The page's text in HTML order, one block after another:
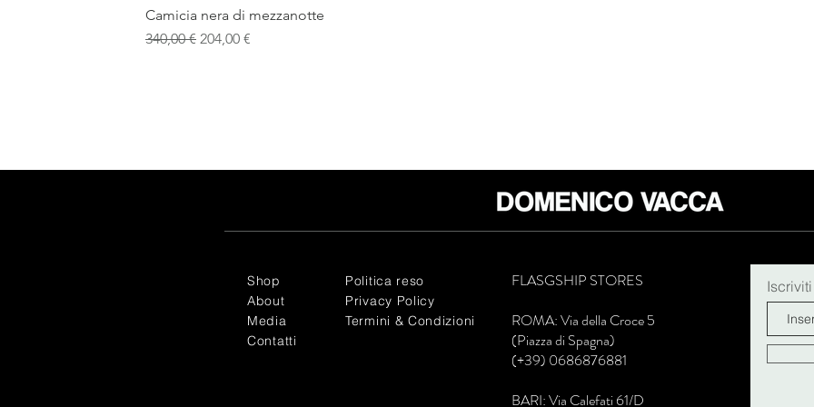
Camicia nera di mezzanotte
Prezzo regolare
340,00 € Prezzo scontato
204,00 €
Shop
About
Media
Contatti
Politica reso
Privacy Policy
Termini & Condizioni
FLASGSHIP STORES
ROMA: Via della Croce 5
(Piazza di Spagna)
(+39) 0686876881
BARI: Via Calefati 61/D